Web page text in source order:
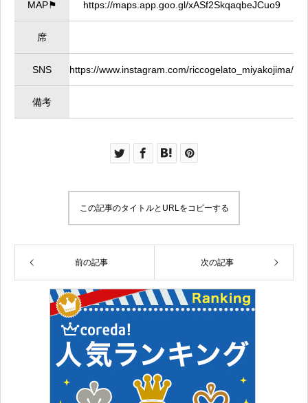
MAP⚑ https://maps.app.goo.gl/xASf2SkqaqbeJCuo9
席
SNS https://www.instagram.com/riccogelato_miyakojima/
備考
この記事のタイトルとURLをコピーする
前の記事 次の記事